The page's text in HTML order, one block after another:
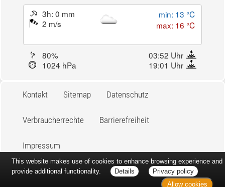
3h: 0 mm
2 m/s
min: 13 °C
max: 16 °C
80%
03:52 Uhr
1024 hPa
19:01 Uhr
Kontakt Sitemap Datenschutz
Verbraucherrechte Barrierefreiheit
Impressum
This website makes use of cookies to enhance browsing experience and
provide additional functionality.
Details
Privacy policy
Allow cookies